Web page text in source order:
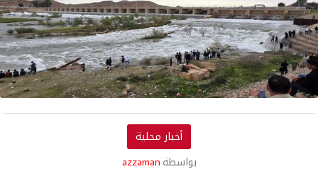
أخبار محلية
بواسطة azzaman